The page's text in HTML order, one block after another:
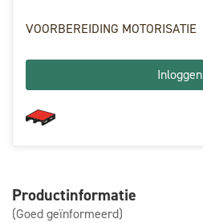
VOORBEREIDING MOTORISATIE
Inloggen
Productinformatie
(Goed geïnformeerd)